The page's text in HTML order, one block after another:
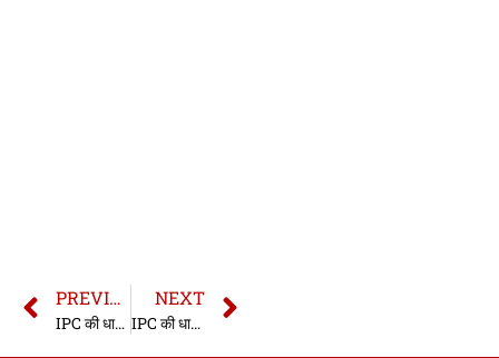
PREVIOUS
IPC की धारा 370A | धारा 370A भारतीय दण्ड संहिता | IPC Section 370A In Hindi
NEXT
IPC की धारा 372 | धारा 372 भारतीय दण्ड संहिता | IPC Section 372 In Hindi